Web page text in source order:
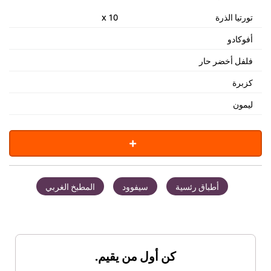
تورتيا الذرة
10 x
أفوكادو
فلفل أخضر حار
كزبرة
ليمون
أطباق رئسية سيفوود المطبخ الغربي
كن أول من يقيم.